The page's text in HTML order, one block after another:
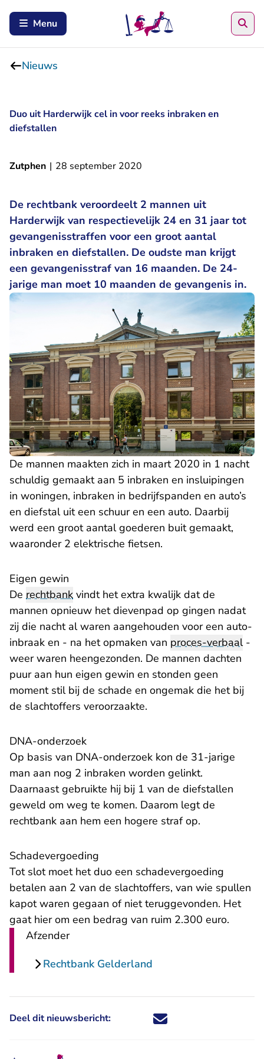
Menu
Nieuws
Duo uit Harderwijk cel in voor reeks inbraken en
diefstallen
Zutphen | 28 september 2020
De rechtbank veroordeelt 2 mannen uit
Harderwijk van respectievelijk 24 en 31 jaar tot
gevangenisstraffen voor een groot aantal
inbraken en diefstallen. De oudste man krijgt
een gevangenisstraf van 16 maanden. De 24-
jarige man moet 10 maanden de gevangenis in.
De mannen maakten zich in maart 2020 in 1 nacht
schuldig gemaakt aan 5 inbraken en insluipingen
in woningen, inbraken in bedrijfspanden en auto’s
en diefstal uit een schuur en een auto. Daarbij
werd een groot aantal goederen buit gemaakt,
waaronder 2 elektrische fietsen.
Eigen gewin
De rechtbank vindt het extra kwalijk dat de
mannen opnieuw het dievenpad op gingen nadat
zij die nacht al waren aangehouden voor een auto-
inbraak en - na het opmaken van proces-verbaal-
weer waren heengezonden. De mannen dachten
puur aan hun eigen gewin en stonden geen
moment stil bij de schade en ongemak die het bij
de slachtoffers veroorzaakte.
DNA-onderzoek
Op basis van DNA-onderzoek kon de 31-jarige
man aan nog 2 inbraken worden gelinkt.
Daarnaast gebruikte hij bij 1 van de diefstallen
geweld om weg te komen. Daarom legt de
rechtbank aan hem een hogere straf op.
Schadevergoeding
Tot slot moet het duo een schadevergoeding
betalen aan 2 van de slachtoffers, van wie spullen
kapot waren gegaan of niet teruggevonden. Het
gaat hier om een bedrag van ruim 2.300 euro.
Afzender
Rechtbank Gelderland
Deel dit nieuwsbericht: Deel dit nieuwsbericht via X -
Deel dit nieuwsbericht via
Deel dit nieuwsbericht
Deel dit